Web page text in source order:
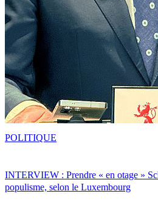
INTERVIEW : Prendre « en otage »
populisme, selon le Luxembourg
POLITIQUE